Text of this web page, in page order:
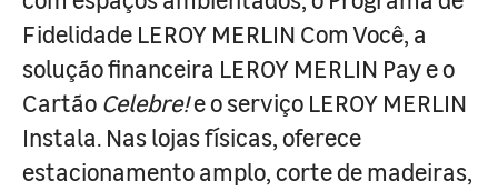
Fidelidade LEROY MERLIN Com Você, a
solução financeira LEROY MERLIN Pay e o
Cartão Celebre!e o serviço LEROY MERLIN
Instala. Nas lojas físicas, oferece
estacionamento amplo, corte de madeiras,